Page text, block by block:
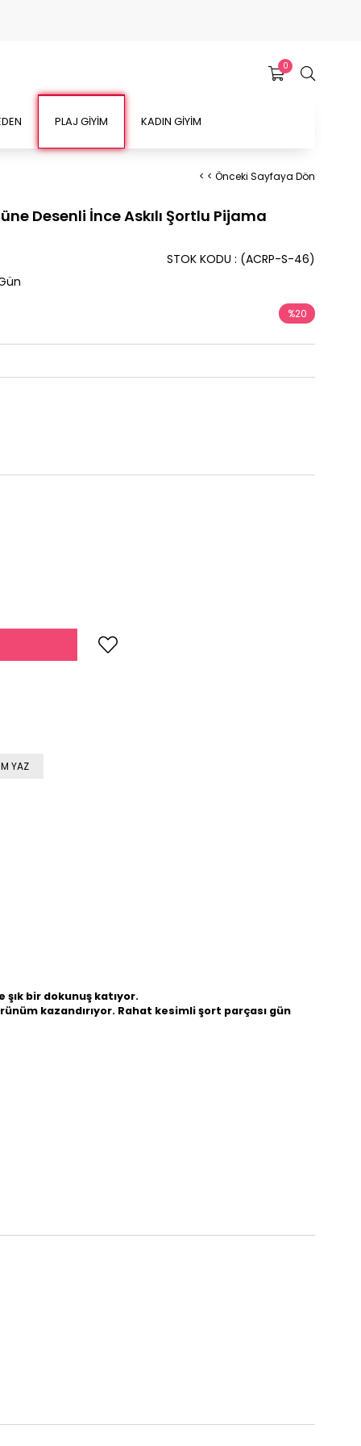
0
PLAJ GİYİM KADIN GİYİM
< < Önceki Sayfaya Dön
Desenli İnce Askılı Şortlu Pijama
(ACRP-S-46)
STOK KODU
%20
YAZ
bir dokunuş katıyor.
kazandırıyor. Rahat kesimli şort parçası gün